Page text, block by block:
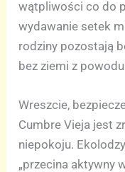
wątpliwości co do
wydawanie setek
rodziny pozostają
bez ziemi z
Wreszcie,
Cumbre Vieja jest
niepokoju.
„przecina aktywny